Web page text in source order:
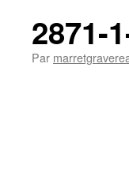
2871-
Par